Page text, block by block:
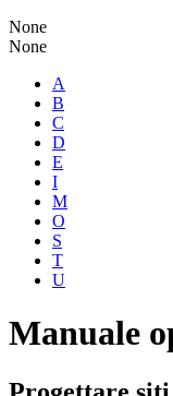
None
None
A
B
C
D
E
I
M
O
S
T
U
Manuale